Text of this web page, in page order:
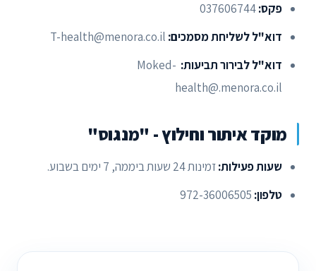
פקס:037606744
דוא"ל לשליחת מסמכים:
דוא"ל לבירור תביעות: Moked-
health@.menora.co.il
מוקד איתור וחילוץ - "מנגוס"
שעות פעילות:זמינות 24 שעות ביממה, 7 ימים בשבוע.
טלפון: 972-36006505